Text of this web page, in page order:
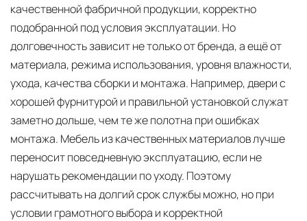
качественной фабричной продукции, корректно
подобранной под условия эксплуатации. Но
долговечность зависит не только от бренда, а ещё от
материала, режима использования, уровня влажности,
ухода, качества сборки и монтажа. Например, двери с
хорошей фурнитурой и правильной установкой служат
заметно дольше, чем те же полотна при ошибках
монтажа. Мебель из качественных материалов лучше
переносит повседневную эксплуатацию, если не
нарушать рекомендации по уходу. Поэтому
рассчитывать на долгий срок службы можно, но при
условии грамотного выбора и корректной